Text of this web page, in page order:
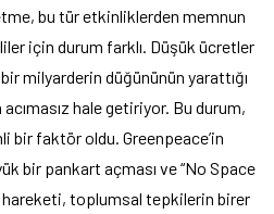
bu tür etkinliklerden memnun
için durum farklı. Düşük ücretler
milyarderin düğününün yarattığı
hale getiriyor. Bu durum,
bir faktör oldu. Greenpeace’in
bir pankart açması ve “No Space
hareketi, toplumsal tepkilerin birer